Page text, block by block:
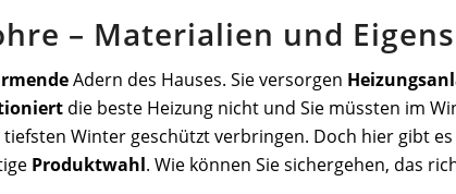
– Materialien und
Adern des Hauses. Sie versorgen
die beste Heizung nicht und Sie müssten im
tiefsten Winter geschützt verbringen. Doch hier gibt
Produktwahl. Wie können Sie sichergehen, das